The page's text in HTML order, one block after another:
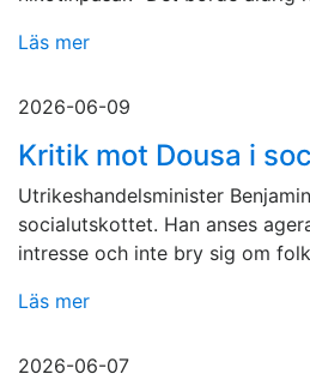
Läs mer
2026-06-09
Kritik mot Dousa i
Utrikeshandelsminister
socialutskottet. Han anses
intresse och inte bry sig om
Läs mer
2026-06-07